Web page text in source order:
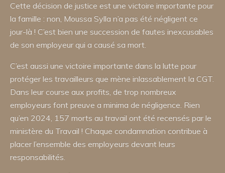
Cette décision de justice est une victoire importante pour
la famille : non, Moussa Sylla n’a pas été négligent ce
jour-là ! C’est bien une succession de fautes inexcusables
de son employeur qui a causé sa mort.
C’est aussi une victoire importante dans la lutte pour
protéger les travailleurs que mène inlassablement la CGT.
Dans leur course aux profits, de trop nombreux
employeurs font preuve a minima de négligence. Rien
qu’en 2024, 157 morts au travail ont été recensés par le
ministère du Travail ! Chaque condamnation contribue à
placer l’ensemble des employeurs devant leurs
responsabilités.